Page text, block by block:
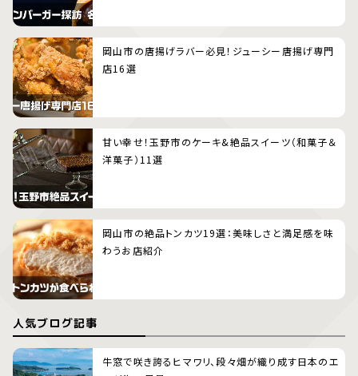
岡山市の唐揚げラバー必見！ジューシー唐揚げ専門
店16選
甘い幸せ！玉野市のケーキ&絶品スイーツ（和菓子＆
洋菓子）11選
岡山市の絶品トンカツ19選：美味しさと満足感を味
わうお店紹介
人気ブログ記事
牛窓で咲き誇るヒマワリ、段々畑が織り成す日本のエ